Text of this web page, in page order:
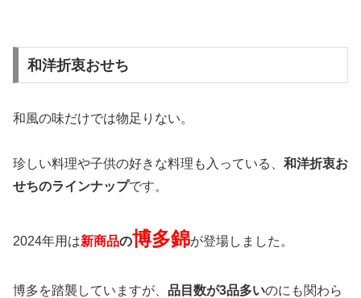
和洋折衷おせち
和風の味だけでは物足りない。
珍しい料理や子供の好きな料理も入っている、 和洋折衷お
せちのラインナップです。
2024年用は新商品の博多錦が登場しました。
博多を踏襲していますが、 品目数が3品多いのにも関わら